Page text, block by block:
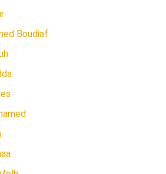
Boudiaf